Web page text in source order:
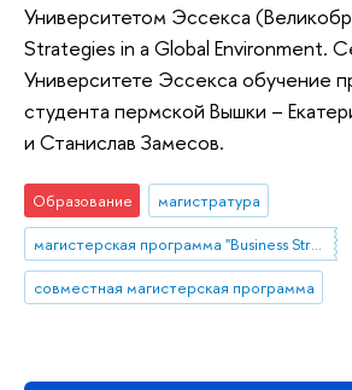
Университетом Эссекса
Strategies in a Global Environment.
Университете Эссекса обучение
студента пермской Вышки –
и Станислав Замесов.
Образование
магистратура
магистерская программа "Business Strategies in a Global Environment"
совместная магистерская программа